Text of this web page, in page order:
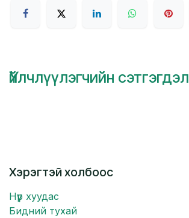
Үйлчлүүлэгчийн сэтгэгдэл
Хэрэгтэй холбоос
Нүүр хуудас
Бидний тухай